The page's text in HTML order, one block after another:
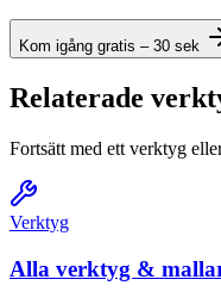
Kom igång gratis – 30 sek
Relaterade
Fortsätt med ett verktyg
Verktyg
Alla verktyg &